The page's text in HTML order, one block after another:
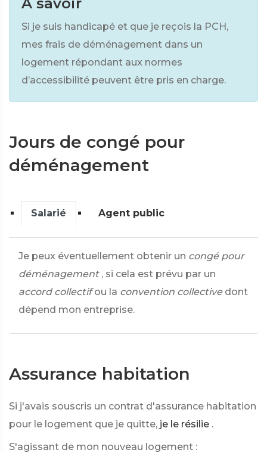
Si je suis handicapé et que je reçois la PCH,
mes frais de déménagement dans un
logement répondant aux normes
d’accessibilité peuvent être pris en charge.
Jours de congé pour
déménagement
Salarié Agent public
Je peux éventuellement obtenir un congé pour
déménagement , si cela est prévu par un
accord collectif ou la convention collective dont
dépend mon entreprise.
Assurance habitation
Si j'avais souscris un contrat d'assurance habitation
pour le logement que je quitte, je le résilie .
S'agissant de mon nouveau logement :